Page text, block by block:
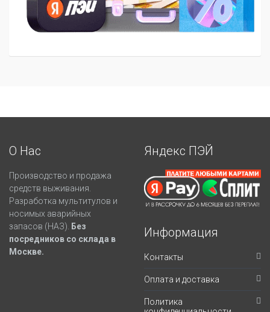
О Нас
Производство и продажа
средств выживания.
Разработка мультитулов и
носимых аварийных
запасов (НАЗ).
Без
посредников со склада в
Москве.
Яндекс ПЭЙ
Информация
Контакты
Оплата и доставка
Политика